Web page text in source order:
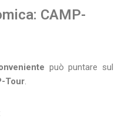
CAMP-
può puntare sul
Tour.